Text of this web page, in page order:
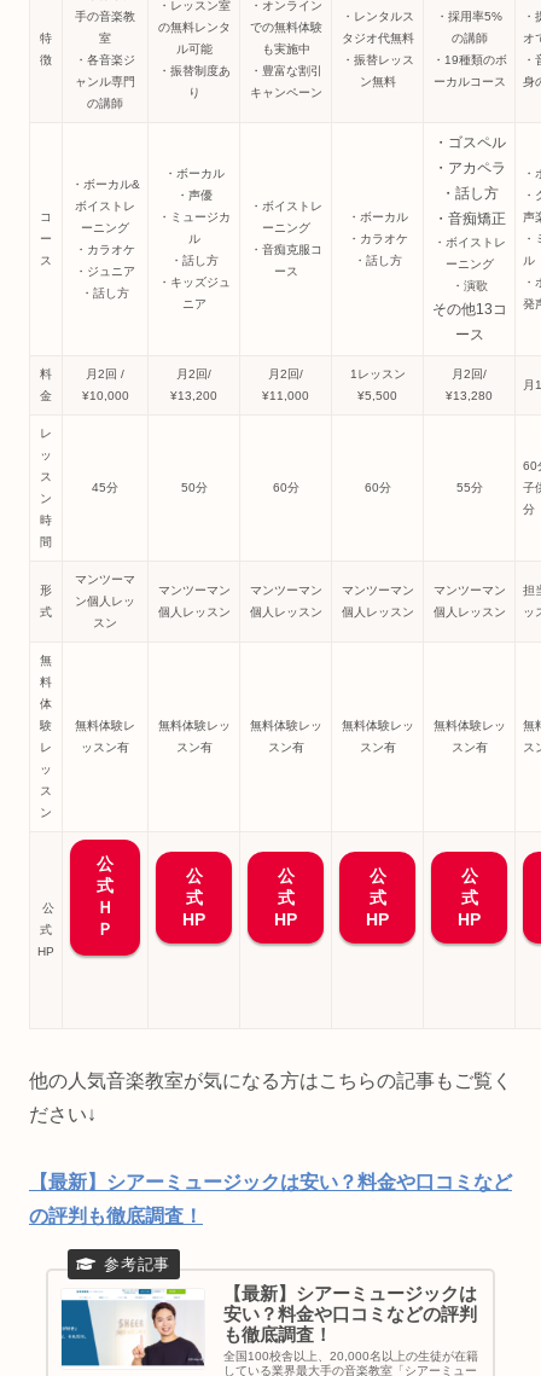
特
徴
手の音楽教
室
・各音楽ジ
ャンル専門
の講師
・レッスン室
の無料レンタ
ル可能
・振替制度あ
り
・オンライン
での無料体験
も実施中
・豊富な割引
キャンペーン
・レンタルス
タジオ代無料
・振替レッス
ン無料
・採用率5%
の講師
・19種類のボ
ーカルコース
・
オ
・
身
コ
ー
ス
・ボーカル&
ボイストレ
ーニング
・カラオケ
・ジュニア
・話し方
・ボーカル
・声優
・ミュージカ
ル
・話し方
・キッズジュ
ニア
・ボイストレ
ーニング
・音痴克服コ
ース
・ボーカル
・カラオケ
・話し方
・ゴスペル
・アカペラ
・話し方
・音痴矯正
・ボイストレ
ーニング
・演歌
その他13コ
ース
・
・
声
・
ル
・
発
料
金
月2回 /
¥10,000
月2回/
¥13,200
月2回/
¥11,000
1レッスン
¥5,500
月2回/
¥13,280
月
レ
ッ
ス
ン
時
間
45分 50分 60分 60分 55分
60
子
分
形
式
マンツーマ
ン個人レッ
スン
マンツーマン
個人レッスン
マンツーマン
個人レッスン
マンツーマン
個人レッスン
マンツーマン
個人レッスン
担
ッ
無
料
体
験
レ
ッ
ス
ン
無料体験レ
ッスン有
無料体験レッ
スン有
無料体験レッ
スン有
無料体験レッ
スン有
無料体験レッ
スン有
無
ス
公
式
HP
公
式
Ｈ
Ｐ
公
式
HP
公
式
HP
公
式
HP
公
式
HP
他の人気音楽教室が気になる方はこちらの記事もご覧く
ださい↓
【最新】シアーミュージックは安い？料金や口コミなど
の評判も徹底調査！
【最新】シアーミュージックは
安い？料金や口コミなどの評判
も徹底調査！
全国100校舎以上、20,000名以上の生徒が在籍
している業界最大手の音楽教室「シアーミュー